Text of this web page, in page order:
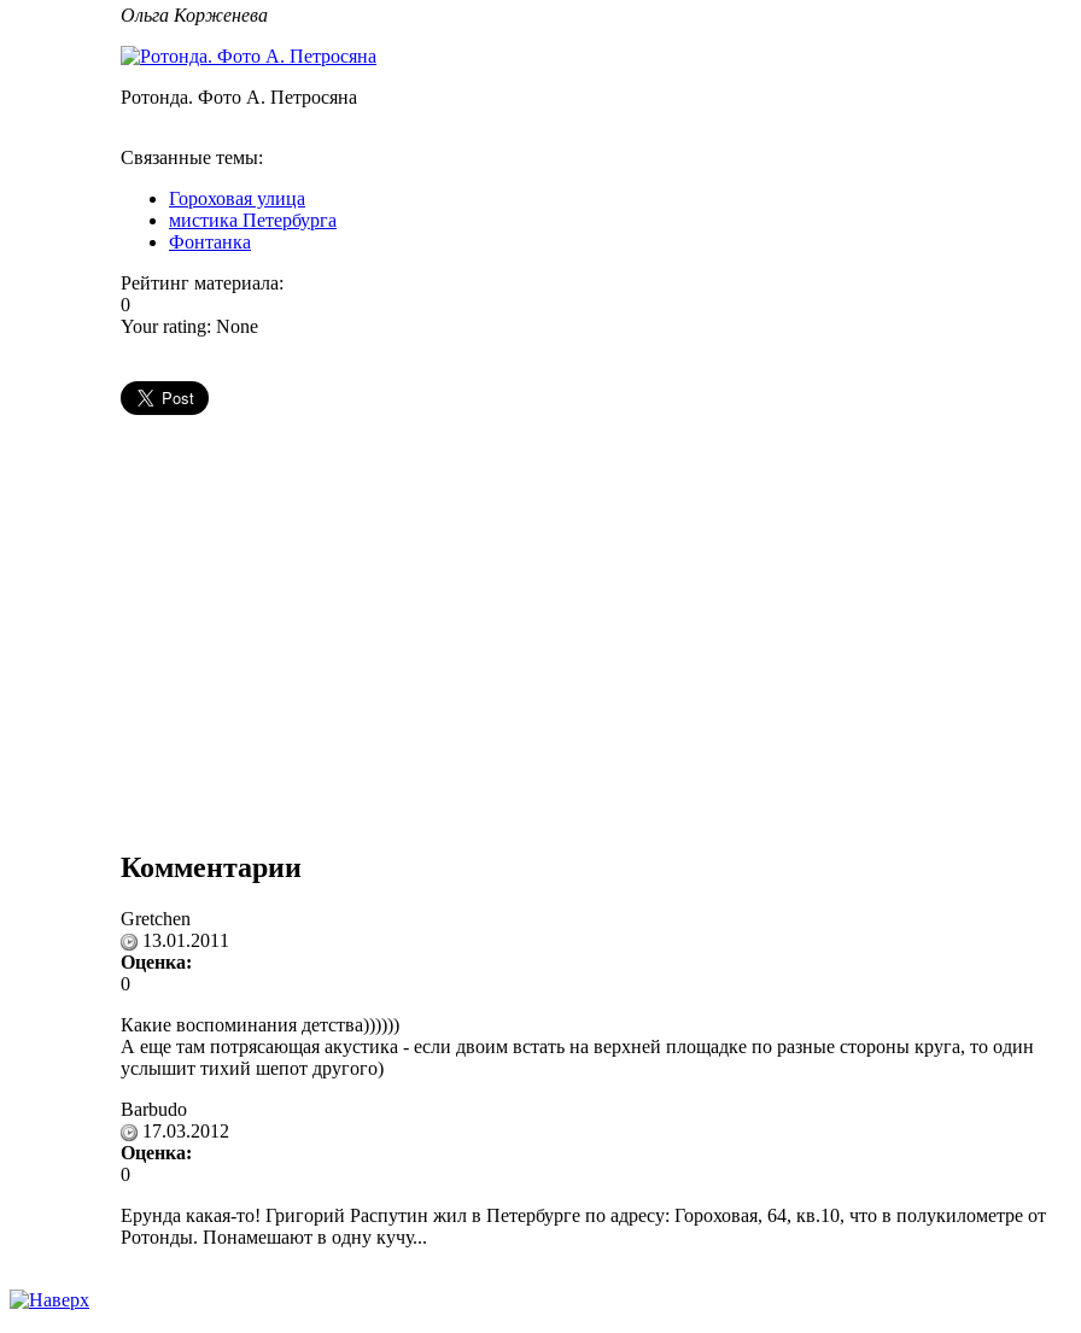
Ольга Корженева
Ротонда. Фото А. Петросяна
Связанные темы:
Гороховая улица
мистика Петербурга
Фонтанка
Рейтинг материала:
0
Your rating: None
Комментарии
Gretchen
13.01.2011
Оценка:
0
Какие воспоминания детства))))))
А еще там потрясающая акустика - если двоим встать на верхней площадке по разные стороны круга, то один
услышит тихий шепот другого)
Barbudo
17.03.2012
Оценка:
0
Ерунда какая-то! Григорий Распутин жил в Петербурге по адресу: Гороховая, 64, кв.10, что в полукилометре от
Ротонды. Понамешают в одну кучу...